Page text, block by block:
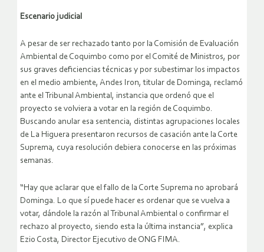
Escenario judicial
A pesar de ser rechazado tanto por la Comisión de Evaluación
Ambiental de Coquimbo como por el Comité de Ministros, por
sus graves deficiencias técnicas y por subestimar los impactos
en el medio ambiente, Andes Iron, titular de Dominga, reclamó
ante el Tribunal Ambiental, instancia que ordenó que el
proyecto se volviera a votar en la región de Coquimbo.
Buscando anular esa sentencia, distintas agrupaciones locales
de La Higuera presentaron recursos de casación ante la Corte
Suprema, cuya resolución debiera conocerse en las próximas
semanas.
“Hay que aclarar que el fallo de la Corte Suprema no aprobará
Dominga. Lo que sí puede hacer es ordenar que se vuelva a
votar, dándole la razón al Tribunal Ambiental o confirmar el
rechazo al proyecto, siendo esta la última instancia”, explica
Ezio Costa, Director Ejecutivo de ONG FIMA.